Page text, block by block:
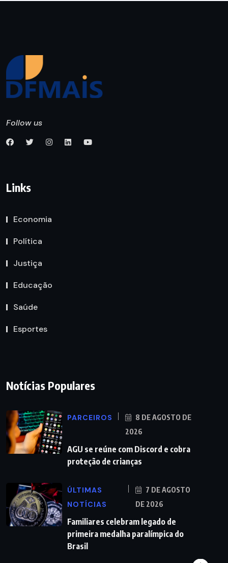
Follow us
Links
Economia
Política
Justiça
Educação
Saúde
Esportes
Notícias Populares
PARCEIROS
8 DE AGOSTO DE
2026
AGU se reúne com Discord e cobra
proteção de crianças
ÚLTIMAS
NOTÍCIAS
7 DE AGOSTO
DE 2026
Familiares celebram legado de
primeira medalha paralímpica do
Brasil